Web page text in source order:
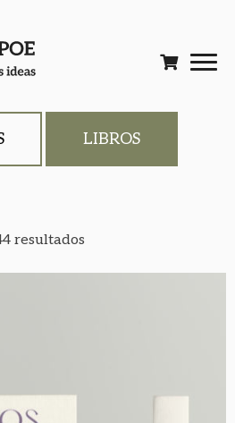
LIBROS
resultados